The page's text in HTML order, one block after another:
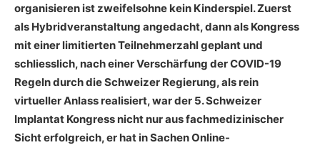
organisieren ist zweifelsohne kein Kinderspiel. Zuerst
als Hybridveranstaltung angedacht, dann als Kongress
mit einer limitierten Teilnehmerzahl geplant und
schliesslich, nach einer Verschärfung der COVID-19
Regeln durch die Schweizer Regierung, als rein
virtueller Anlass realisiert, war der 5. Schweizer
Implantat Kongress nicht nur aus fachmedizinischer
Sicht erfolgreich, er hat in Sachen Online-